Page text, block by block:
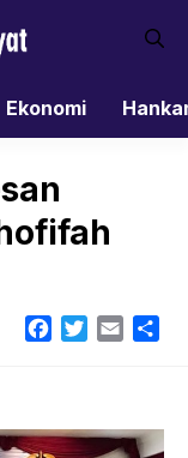
Ekonomi
Facebook
TwitterEmail